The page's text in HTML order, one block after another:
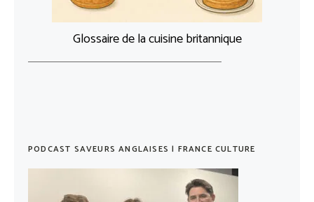
Glossaire de la cuisine britannique
PODCAST SAVEURS ANGLAISES | FRANCE CULTURE